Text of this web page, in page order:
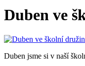
Duben ve
Duben jsme si v naší